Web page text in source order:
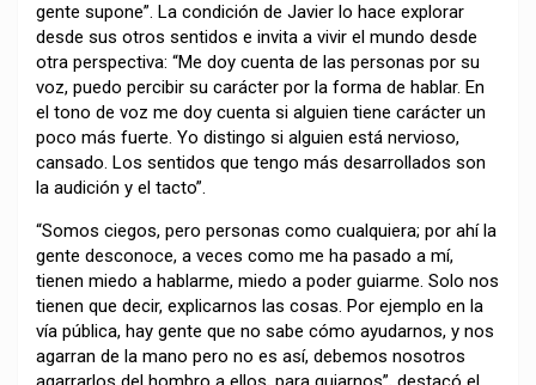
gente supone”. La condición de Javier lo hace explorar
desde sus otros sentidos e invita a vivir el mundo desde
otra perspectiva: “Me doy cuenta de las personas por su
voz, puedo percibir su carácter por la forma de hablar. En
el tono de voz me doy cuenta si alguien tiene carácter un
poco más fuerte. Yo distingo si alguien está nervioso,
cansado. Los sentidos que tengo más desarrollados son
la audición y el tacto”.
“Somos ciegos, pero personas como cualquiera; por ahí la
gente desconoce, a veces como me ha pasado a mí,
tienen miedo a hablarme, miedo a poder guiarme. Solo nos
tienen que decir, explicarnos las cosas. Por ejemplo en la
vía pública, hay gente que no sabe cómo ayudarnos, y nos
agarran de la mano pero no es así, debemos nosotros